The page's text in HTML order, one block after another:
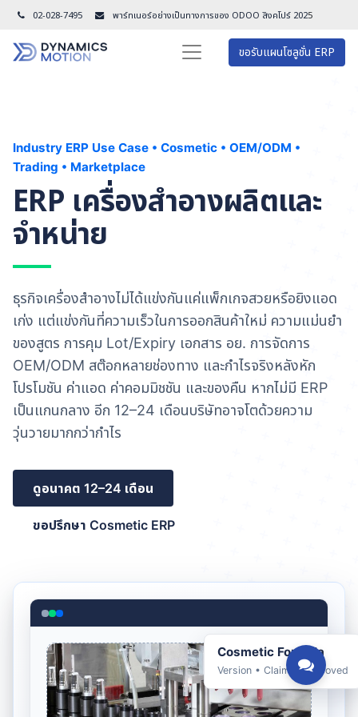
02-028-7495 พาร์ทเนอร์อย่างเป็นทางการของ ODOO สิงคโปร์ 2025
ขอรับแผนโซลูชั่น ERP
Industry ERP Use Case • Cosmetic • OEM/ODM •
Trading • Marketplace
ERP เครื่องสำอางผลิตและ
จำหน่าย
ธุรกิจเครื่องสำอางไม่ได้แข่งกันแค่แพ็กเกจสวยหรือยิงแอด
เก่ง แต่แข่งกันที่ความเร็วในการออกสินค้าใหม่ ความแม่นยำ
ของสูตร การคุม Lot/Expiry เอกสาร อย. การจัดการ
OEM/ODM สต๊อกหลายช่องทาง และกำไรจริงหลังหัก
โปรโมชัน ค่าแอด ค่าคอมมิชชัน และของคืน หากไม่มี ERP
เป็นแกนกลาง อีก 12–24 เดือนบริษัทอาจโตด้วยความ
วุ่นวายมากกว่ากำไร
ดูอนาคต 12–24 เดือน
ขอปรึกษา Cosmetic ERP
Cosmetic Formula
Version • Claim • Approved